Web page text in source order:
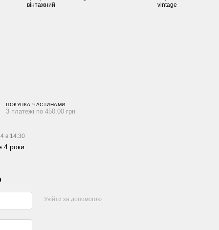
ПОКУПКА ЧАСТИНАМИ
3 платежі по 450.00 грн
в 14:30
4 роки
Увійти за допомогою